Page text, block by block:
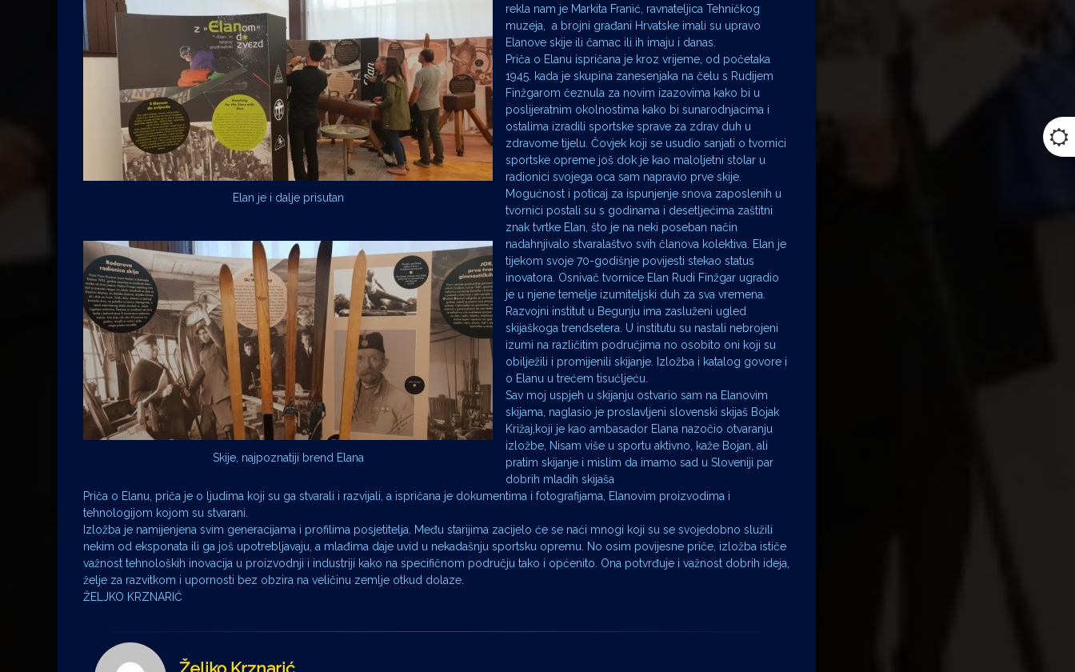
Elan je i dalje prisutan
Skije, najpoznatiji brend Elana
rekla nam je Markita Franić, ravnateljica Tehničkog
muzeja, a brojni građani Hrvatske imali su upravo
Elanove skije ili čamac ili ih imaju i danas.
Priča o Elanu ispričana je kroz vrijeme, od početaka
1945. kada je skupina zanesenjaka na čelu s Rudijem
Finžgarom čeznula za novim izazovima kako bi u
poslijeratnim okolnostima kako bi sunarodnjacima i
ostalima izradili sportske sprave za zdrav duh u
zdravome tijelu. Čovjek koji se usudio sanjati o tvornici
sportske opreme još dok je kao maloljetni stolar u
radionici svojega oca sam napravio prve skije.
Mogućnost i poticaj za ispunjenje snova zaposlenih u
tvornici postali su s godinama i desetljećima zaštitni
znak tvrtke Elan, što je na neki poseban način
nadahnjivalo stvaralaštvo svih članova kolektiva. Elan je
tijekom svoje 70-godišnje povijesti stekao status
inovatora. Osnivač tvornice Elan Rudi Finžgar ugradio
je u njene temelje izumiteljski duh za sva vremena.
Razvojni institut u Begunju ima zasluženi ugled
skijaškoga trendsetera. U institutu su nastali nebrojeni
izumi na različitim područjima no osobito oni koji su
obilježili i promijenili skijanje. Izložba i katalog govore i
o Elanu u trećem tisućljeću.
Sav moj uspjeh u skijanju ostvario sam na Elanovim
skijama, naglasio je proslavljeni slovenski skijaš Bojak
Križaj,koji je kao ambasador Elana nazočio otvaranju
izložbe, Nisam više u sportu aktivno, kaže Bojan, ali
pratim skijanje i mislim da imamo sad u Sloveniji par
dobrih mladih skijaša
Priča o Elanu, priča je o ljudima koji su ga stvarali i razvijali, a ispričana je dokumentima i fotografijama, Elanovim proizvodima i
tehnologijom kojom su stvarani.
Izložba je namijenjena svim generacijama i profilima posjetitelja. Među starijima zacijelo će se naći mnogi koji su se svojedobno služili
nekim od eksponata ili ga još upotrebljavaju, a mlađima daje uvid u nekadašnju sportsku opremu. No osim povijesne priče, izložba ističe
važnost tehnoloških inovacija u proizvodnji i industriji kako na specifičnom području tako i općenito. Ona potvrđuje i važnost dobrih ideja,
želje za razvitkom i upornosti bez obzira na veličinu zemlje otkud dolaze.
ŽELJKO KRZNARIĆ